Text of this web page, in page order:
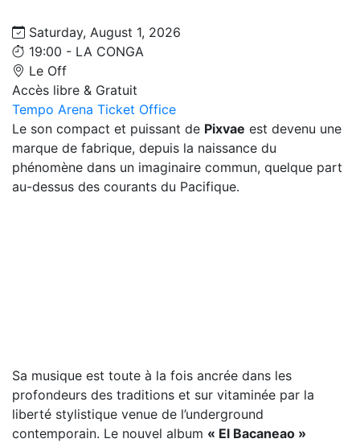
Saturday, August 1, 2026
19:00 - LA CONGA
Le Off
Accès libre & Gratuit
Tempo Arena Ticket Office
Le son compact et puissant de Pixvae est devenu une
marque de fabrique, depuis la naissance du
phénomène dans un imaginaire commun, quelque part
au-dessus des courants du Pacifique.
Sa musique est toute à la fois ancrée dans les
profondeurs des traditions et sur vitaminée par la
liberté stylistique venue de l’underground
contemporain. Le nouvel album « El Bacaneao »